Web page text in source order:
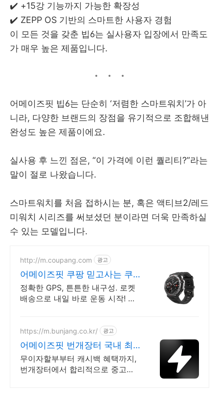
✔️ +15강 기능까지 가능한 확장성
✔️ ZEPP OS 기반의 스마트한 사용자 경험
이 모든 것을 갖춘 빕6는 실사용자 입장에서 만족도
가 매우 높은 제품입니다.
어메이즈핏 빕6는 단순히 ‘저렴한 스마트워치’가 아
니라, 다양한 브랜드의 장점을 유기적으로 조합해낸
완성도 높은 제품이에요.
실사용 후 느낀 점은, “이 가격에 이런 퀄리티?”라는
말이 절로 나왔습니다.
스마트워치를 처음 접하시는 분, 혹은 액티브2/레드
미워치 시리즈를 써보셨던 분이라면 더욱 만족하실
수 있는 모델입니다.
http://m.coupang.com 광고
어메이즈핏 쿠팡 믿고사는 쿠
팡 구매
정확한 GPS, 튼튼한 내구성. 로켓
배송으로 내일 바로 운동 시작! 러
https://m.bunjang.co.kr/ 광고
어메이즈핏 번개장터 국내 최
대 브랜드 중고거래
무이자할부부터 캐시백 혜택까지,
번개장터에서 합리적으로 중고거